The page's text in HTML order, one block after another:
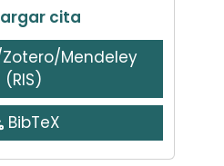
cita
Mendeley
(RIS)
BibTeX